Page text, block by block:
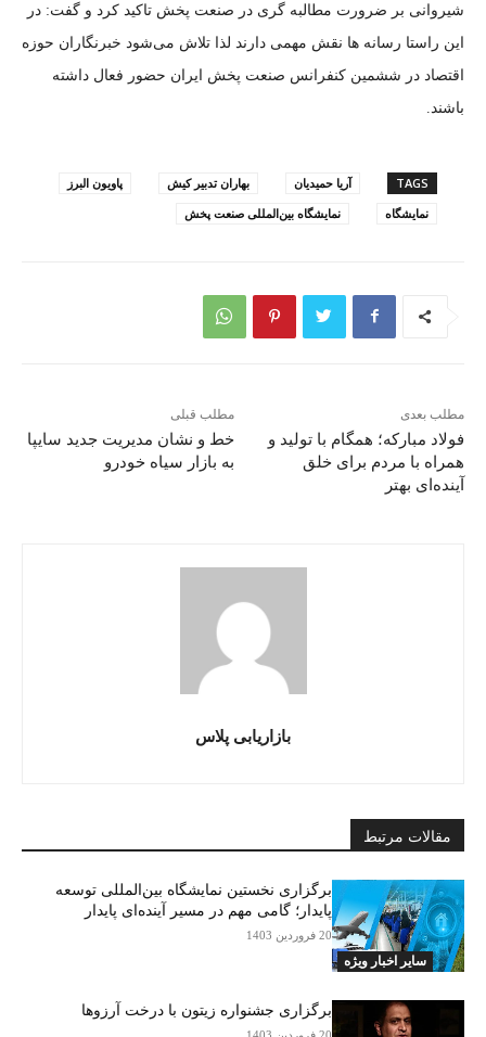
شیروانی بر ضرورت مطالبه گری در صنعت پخش تاکید کرد و گفت: در
این راستا رسانه ها نقش مهمی دارند لذا تلاش می‌شود خبرنگاران حوزه
اقتصاد در ششمین کنفرانس صنعت پخش ایران حضور فعال داشته
باشند.
TAGS آریا حمیدیان بهاران تدبیر کیش
پاویون البرز
نمایشگاه
نمایشگاه بین‌المللی صنعت پخش
مطلب قبلی
خط و نشان مدیریت جدید سایپا
به بازار سیاه خودرو
مطلب بعدی
فولاد مبارکه؛ همگام با تولید و
همراه با مردم برای خلق
آینده‌ای بهتر
بازاریابی پلاس
مقالات مرتبط
سایر اخبار ویژه
برگزاری نخستین نمایشگاه بین‌المللی توسعه
پایدار؛ گامی مهم در مسیر آینده‌ای پایدار
20 فروردین 1403
برگزاری جشنواره زیتون با درخت آرزوها